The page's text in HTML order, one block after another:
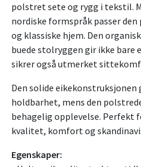
polstret sete og rygg i tekstil.
nordiske formspråk passer
og klassiske hjem. Den
buede stolryggen gir ikke
sikrer også utmerket
Den solide
holdbarhet, mens den
behagelig opplevelse. Perfekt
kvalitet, komfort og
Egenskaper: